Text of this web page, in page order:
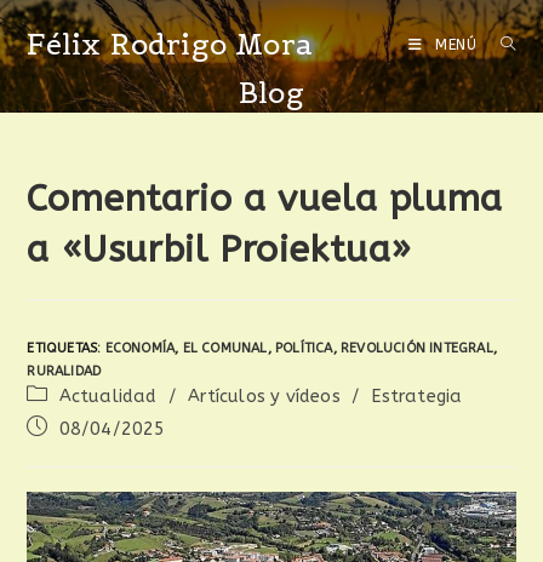
Félix Rodrigo Mora MENÚ
Blog
Comentario a vuela pluma
a «Usurbil Proiektua»
ETIQUETAS: ECONOMÍA, EL COMUNAL, POLÍTICA, REVOLUCIÓN INTEGRAL,
RURALIDAD
Actualidad / Artículos y vídeos /
Estrategia
08/04/2025